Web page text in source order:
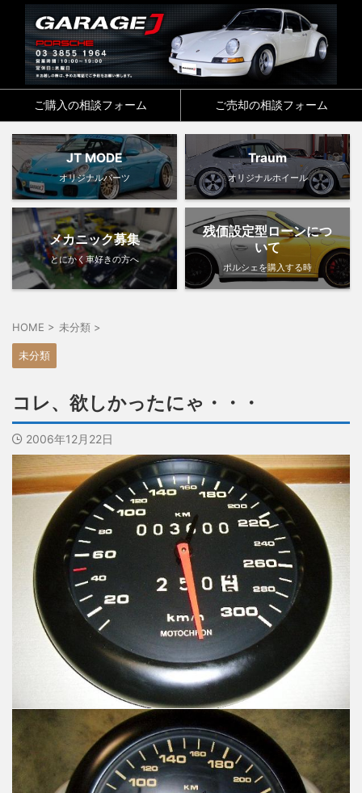
ご購入の相談フォーム ご売却の相談フォーム
JT MODE
オリジナルパーツ
Traum
オリジナルホイール
メカニック募集
とにかく車好きの方へ
残価設定型ローンにつ
いて
ポルシェを購入する時
HOME > 未分類 >
未分類
コレ、欲しかったにゃ・・・
2006年12月22日